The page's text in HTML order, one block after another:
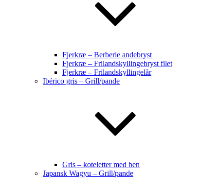
Fjerkræ – Berberie andebryst
Fjerkræ – Frilandskyllingebryst filet
Fjerkræ – Frilandskyllingelår
Ibérico gris – Grill/pande
Gris – koteletter med ben
Japansk Wagyu – Grill/pande